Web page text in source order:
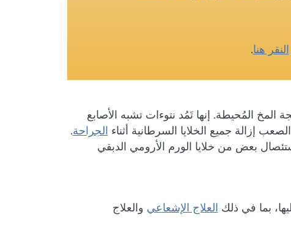
النقر هنا.
المخ المُحيطة. إنها تَمُد نتوءات تشبه الأصابع
إزالة جميع الخلايا السرطانية أثناء الجراحة.
بعض من خلايا الورم الأرومي الدبقي
بما في ذلك العلاج الإشعاعي والعلاج